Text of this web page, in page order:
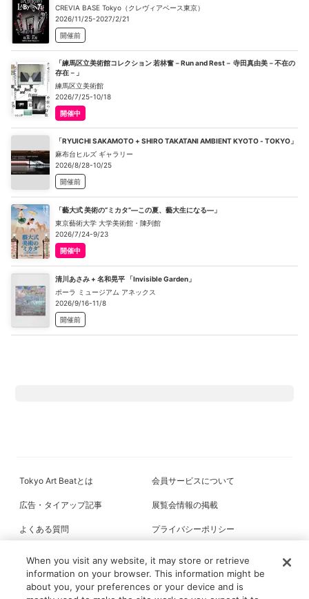
CREVIA BASE Tokyo（クレヴィアベース東京）
2026/11/25-2027/2/21
開催前
「練馬区立美術館コレクション 若林奮－Run and Rest－ 寺田真由美－不在の
存在－」
練馬区立美術館
2026/7/25-10/18
開催中
「RYUICHI SAKAMOTO + SHIRO TAKATANI AMBIENT KYOTO - TOKYO」
麻布台ヒルズ ギャラリー
2026/8/28-10/25
開催前
「藝大式 美術の“ミカタ”―この夏、藝大生になる―」
東京藝術大学 大学美術館・陳列館
2026/7/24-9/23
開催中
清川あさみ + 名和晃平 「Invisible Garden」
ポーラ ミュージアム アネックス
2026/9/16-11/8
開催前
Tokyo Art Beatとは 会員サービスについて
広告・タイアップ記事 展覧会情報の掲載
よくある質問 プライバシーポリシー
When you visit any website, it may store or retrieve
information on your browser. This information might be
about you, your preferences or your device and is